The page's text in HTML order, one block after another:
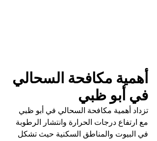
أهمية مكافحة السحالي
في أبو ظبي
تزداد أهمية مكافحة السحالي في أبو ظبي
مع ارتفاع درجات الحرارة وانتشار الرطوبة
في البيوت والمناطق السكنية حيث تشكل